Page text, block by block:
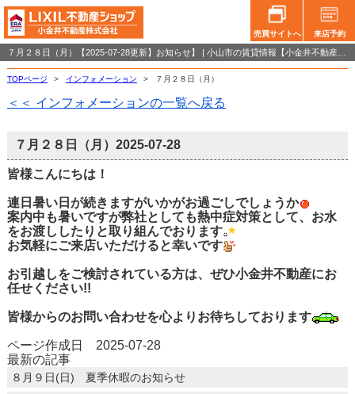
売買サイトへ 来店予約
TOPページ > インフォメーション > ７月２８日（月）
＜＜ インフォメーションの一覧へ戻る
７月２８日（月） 2025-07-28
皆様こんにちは！
連日暑い日が続きますがいかがお過ごしでしょうか
案内中も暑いですが弊社としても熱中症対策として、お水
をお渡ししたりと取り組んでおります
お気軽にご来店いただけると幸いです
お引越しをご検討されている方は、ぜひ小金井不動産にお
任せください!!
皆様からのお問い合わせを心よりお待ちしております
ページ作成日 2025-07-28
最新の記事
８月９日(日) 夏季休暇のお知らせ